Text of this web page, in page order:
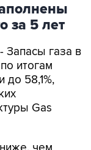
за 5 лет
Запасы газа в
итогам
до 58,1%,
Gas